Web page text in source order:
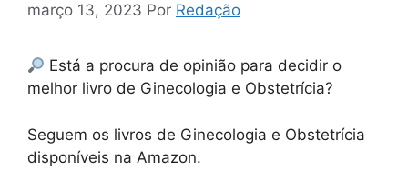
março 13, 2023 Por Redação
Está a procura de opinião para decidir o
melhor livro de Ginecologia e Obstetrícia?
Seguem os livros de Ginecologia e Obstetrícia
disponíveis na Amazon.